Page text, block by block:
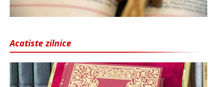
Acatiste zilnice